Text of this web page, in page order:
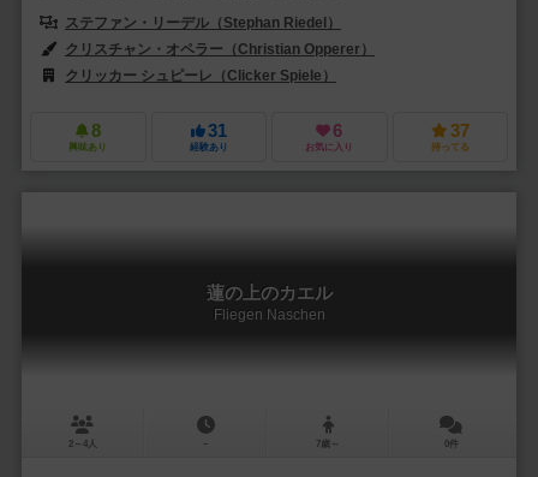
ステファン・リーデル（Stephan Riedel）
クリスチャン・オペラー（Christian Opperer）
クリッカー シュピーレ（Clicker Spiele）
8
興味あり
31
経験あり
6
お気に入り
37
持ってる
蓮の上のカエル
Fliegen Naschen
2～4人 － 7歳～ 0件